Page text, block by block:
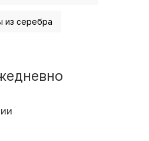
из серебра